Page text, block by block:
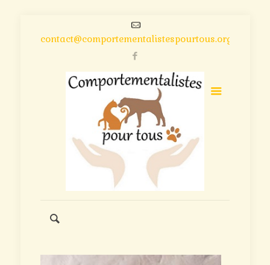
contact@comportementalistespourtous.org